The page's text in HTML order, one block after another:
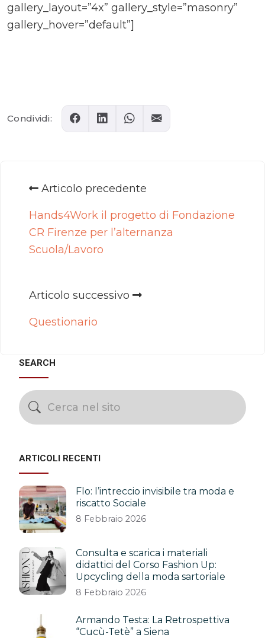
gallery_layout=”4x” gallery_style=”masonry”
gallery_hover=”default”]
Condividi:
Articolo precedente
Hands4Work il progetto di Fondazione
CR Firenze per l’alternanza
Scuola/Lavoro
Articolo successivo
Questionario
SEARCH
ARTICOLI RECENTI
Flo: l’intreccio invisibile tra moda e
riscatto Sociale
8 Febbraio 2026
Consulta e scarica i materiali
didattici del Corso Fashion Up:
Upcycling della moda sartoriale
8 Febbraio 2026
Armando Testa: La Retrospettiva
“Cucù-Tetè” a Siena